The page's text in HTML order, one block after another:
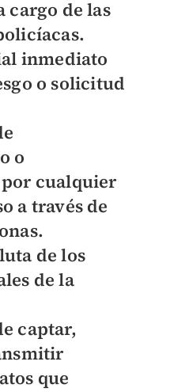
de las
inmediato
o solicitud
o
cualquier
a través de
de los
de la
captar,
que